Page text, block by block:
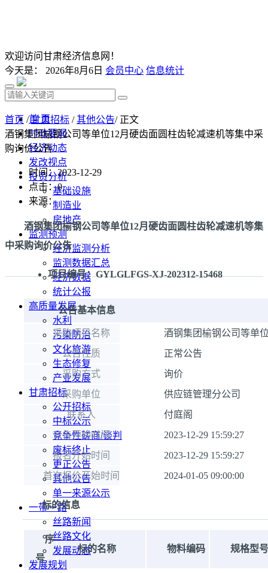
欢迎访问甘肃经济信息网！
今天是： 2026年8月6日 会员中心 信息统计
首 页
时政要闻
经济动态
发改视点
投资分析
基础设施
制造业
房地产
监测预测
经济监测分析
监测数据汇总
经济数据
统计公报
高质量发展
水利
污染防治
文化旅游
生态修复
产业发展
甘肃招标
公开招标
中标公示
竞争性磋商/谈判
废标终止
更正公告
其他公告
单一来源公示
一带一路
丝路新闻
丝路文化
发展动态
发展规划
首页 /甘肃招标 /其他公告/ 正文
酒钢集团榆钢公司等单位12月硬齿面圆柱齿轮减速机等集中采
购询价公告
时间：2023-12-29
点击：0
来源：
酒钢集团榆钢公司等单位12月硬齿面圆柱齿轮减速机等集
中采购询价公告
项目编号：GYLGLFGS-XJ-202312-15468
公告基本信息
采购项目名称
酒钢集团榆钢公司等单
公告性质
正常公告
采购方式
询价
采购单位
供应链管理分公司
联系人
付庭阁
公告开始时间
2023-12-29 15:59:27
报名开始时间
2023-12-29 15:59:27
首次报价开始时间
2024-01-05 09:00:00
标的信息
序
号
标的名称 物料编码 规格型号